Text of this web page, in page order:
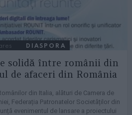
DIASPORA
solidă între românii din
de afaceri din România
din Italia, alături de Camera de
Federația Patronatelor Societăților din
evenimentul de lansare a proiectului